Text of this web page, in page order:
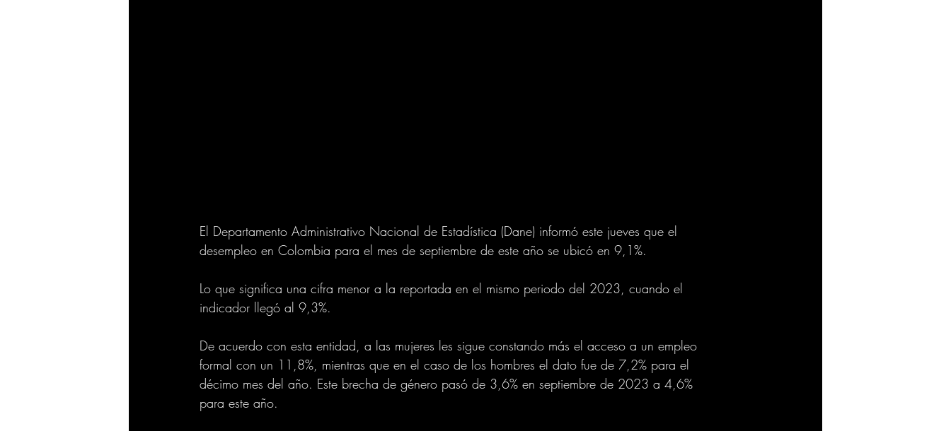
El Departamento Administrativo Nacional de Estadística (Dane) informó este jueves que el
desempleo en Colombia para el mes de septiembre de este año se ubicó en 9,1%.
Lo que significa una cifra menor a la reportada en el mismo periodo del 2023, cuando el
indicador llegó al 9,3%.
De acuerdo con esta entidad, a las mujeres les sigue constando más el acceso a un empleo
formal con un 11,8%, mientras que en el caso de los hombres el dato fue de 7,2% para el
décimo mes del año. Este brecha de género pasó de 3,6% en septiembre de 2023 a 4,6%
para este año.